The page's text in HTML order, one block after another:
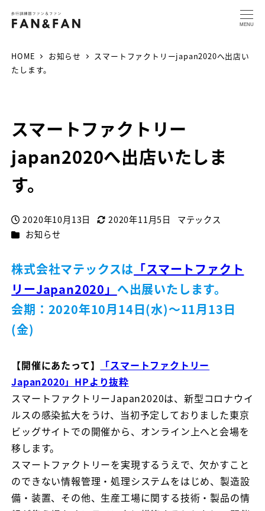
MENU
HOME お知らせ
スマートファクトリーjapan2020へ出店い
たします。
スマートファクトリー
japan2020へ出店いたしま
す。
投稿日
2020年10月13日
更新日
2020年11月5日
著
マテックス
カテゴリー
お知らせ
株式会社マテックスは 「スマートファクト
リーJapan2020」 へ出展いたします。
会期：2020年10月14日(水)～11月13日
(金)
【開催にあたって】
「スマートファクトリー
Japan2020」HPより抜粋
スマートファクトリーJapan2020は、新型コロナウイ
ルスの感染拡大をうけ、当初予定しておりました東京
ビッグサイトでの開催から、オンライン上へと会場を
移します。
スマートファクトリーを実現するうえで、欠かすこと
のできない情報管理・処理システムをはじめ、製造設
備・装置、その他、生産工場に関する技術・製品の情